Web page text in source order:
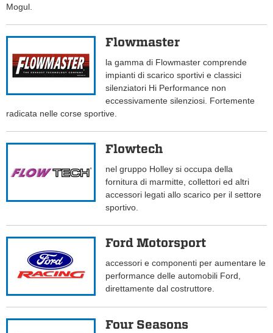
Mogul.
Flowmaster
la gamma di Flowmaster comprende
impianti di scarico sportivi e classici
silenziatori Hi Performance non
eccessivamente silenziosi. Fortemente
radicata nelle corse sportive.
Flowtech
nel gruppo Holley si occupa della
fornitura di marmitte, collettori ed altri
accessori legati allo scarico per il settore
sportivo.
Ford Motorsport
accessori e componenti per aumentare le
performance delle automobili Ford,
direttamente dal costruttore.
Four Seasons